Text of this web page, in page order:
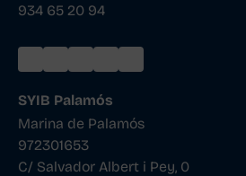
934 65 20 94
SYIB Palamós
Marina de Palamós
972301653
C/ Salvador Albert i Pey, 0